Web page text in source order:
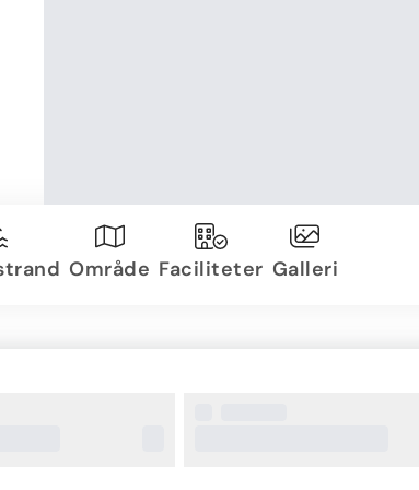
Område Faciliteter Galleri